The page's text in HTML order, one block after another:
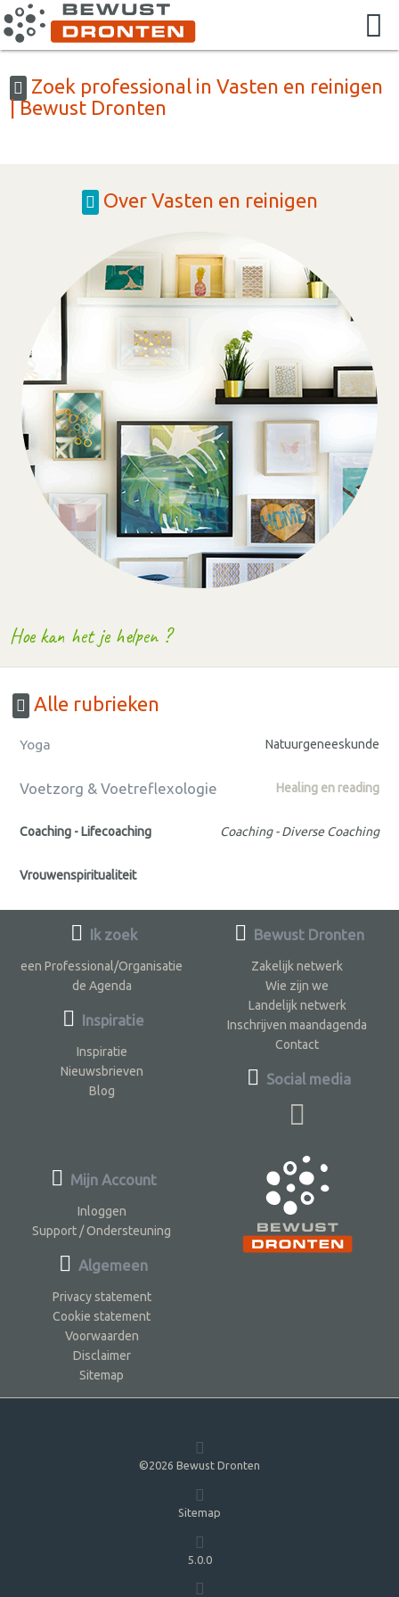
Zoek professional in Vasten en reinigen
| Bewust Dronten
Over Vasten en reinigen
Hoe kan het je helpen ?
Alle rubrieken
Yoga Natuurgeneeskunde
Voetzorg & Voetreflexologie Healing en reading
Coaching - Lifecoaching Coaching - Diverse Coaching
Vrouwenspiritualiteit
Ik zoek
een Professional/Organisatie
de Agenda
Inspiratie
Inspiratie
Nieuwsbrieven
Blog
Bewust Dronten
Zakelijk netwerk
Wie zijn we
Landelijk netwerk
Inschrijven maandagenda
Contact
Social media
Mijn Account
Inloggen
Support / Ondersteuning
Algemeen
Privacy statement
Cookie statement
Voorwaarden
Disclaimer
Sitemap
©2026 Bewust Dronten
Sitemap
5.0.0